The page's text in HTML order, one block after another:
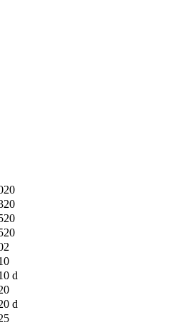
d
d